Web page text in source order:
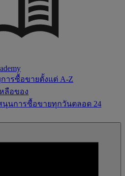
ารซื้อขายตั้งแต่ A-Z
ลือของ
นการซื้อขายทุกวันตลอด 24